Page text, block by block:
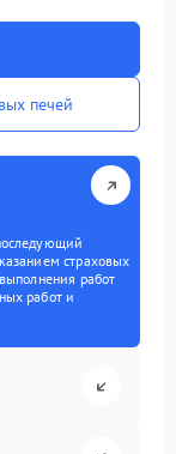
печей
страховых
работ
работ и